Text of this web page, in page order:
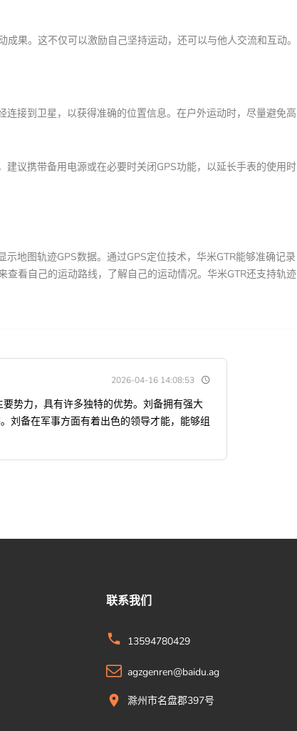
果。这不仅可以激励自己坚持运动，还可以与他人交流和互动。
接到卫星，以获得准确的位置信息。在户外运动时，尽量避免高
议携带备用电源或在必要时关闭GPS功能，以延长手表的使用时
地图轨迹GPS数据。通过GPS定位技术，华米GTR能够准确记录
看自己的运动路线，了解自己的运动情况。华米GTR还支持轨迹
2026-04-16 14:08:53
势力，具有许多独特的优势。刘备拥有强大
刘备在军事方面有着出色的领导才能，能够组
联系我们
13594780429
agzgenren@baidu.ag
滁州市名盘郡397号